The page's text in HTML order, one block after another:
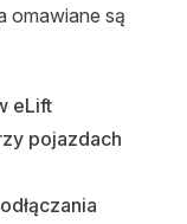
omawiane są
eLift
pojazdach